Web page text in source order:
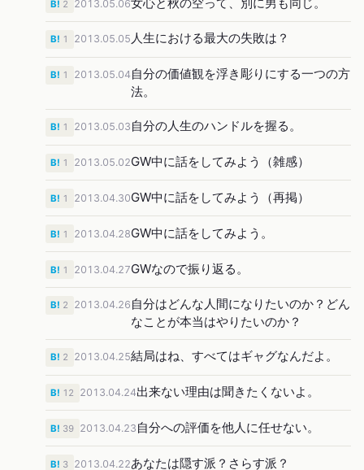
2013.05.06
B! 2
2013.05.05 人生における最大の失敗は？
B! 1
2013.05.04 自分の価値観を浮き彫りにする一つの方
法。
B! 1
2013.05.03 自分の人生のハンドルを握る。
B! 1
2013.05.02GW中に話をしてみよう（雑感）
B! 1
2013.04.30GW中に話をしてみよう（再掲）
B! 1
2013.04.28GW中に話をしてみよう。
B! 1
2013.04.27GWなので振り返る。
B! 1
2013.04.26 自分はどんな人間になりたいのか？どん
なことが本当はやりたいのか？
B! 2
2013.04.25結局はね、すべてはギャグなんだよ。
B! 2
2013.04.24出来ない理由は聞きたくないよ。
B! 12
2013.04.23 自分への評価を他人に任せない。
B! 39
2013.04.22あなたは隠す派？さらす派？
B! 3